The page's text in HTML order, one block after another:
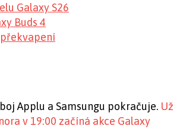
Galaxy S26
Buds 4
Applu a Samsungu pokračuje. Už
v 19:00 začíná akce Galaxy